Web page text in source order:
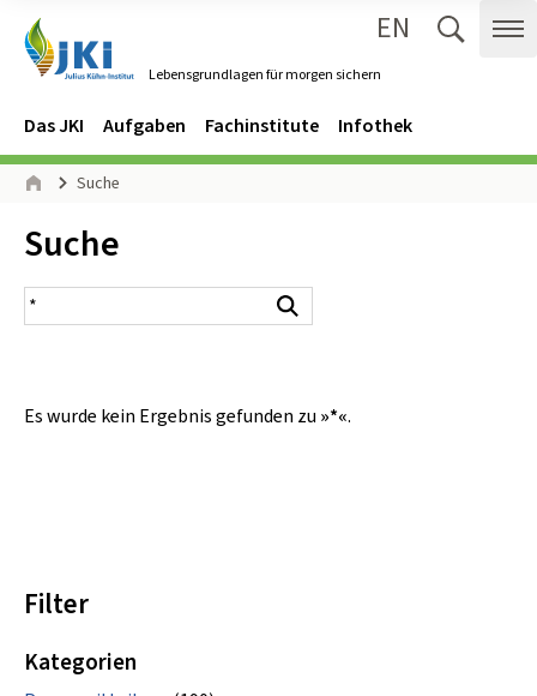
Lebensgrundlagen für morgen sichern
EN
Navigation
Hauptmenü
Das JKI Aufgaben Fachinstitute Infothek
Seitenpfad
Suche
Inhalt:
Suche
Suchergebnis
Es wurde kein Ergebnis gefunden zu »*«.
Filter
Kategorien